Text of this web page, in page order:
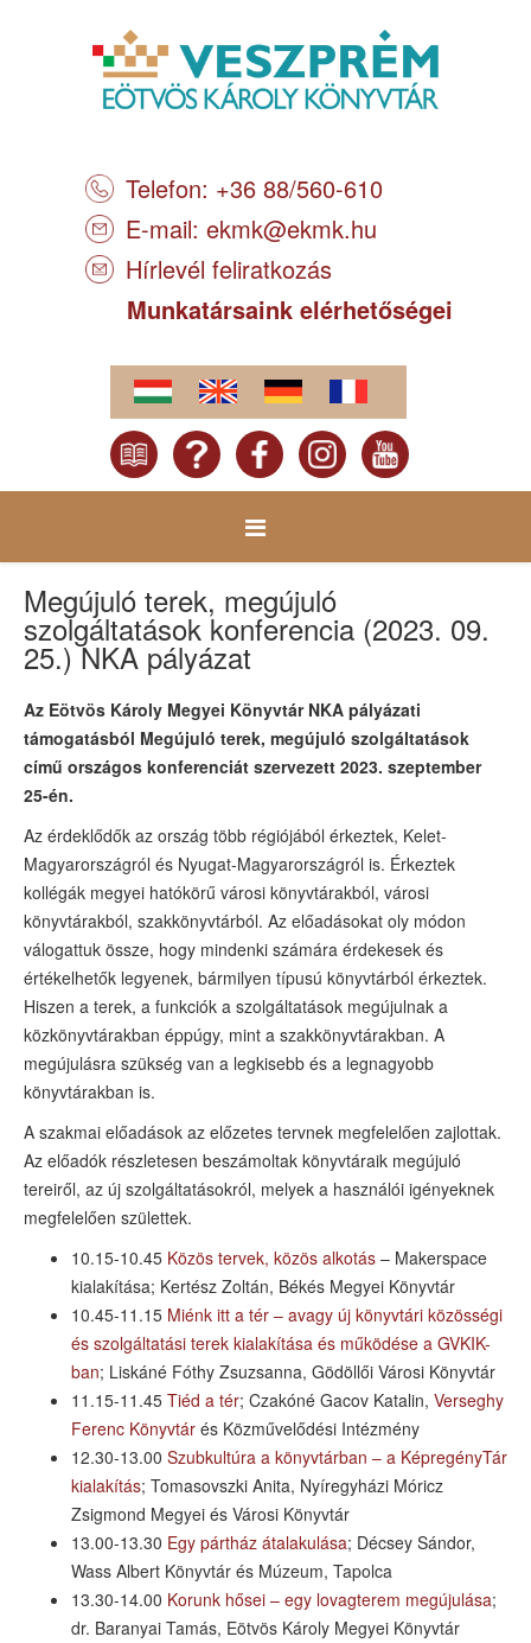
Telefon: +36 88/560-610
E-mail: ekmk@ekmk.hu
Hírlevél feliratkozás
Munkatársaink elérhetőségei
Megújuló terek, megújuló
szolgáltatások konferencia (2023. 09.
25.) NKA pályázat
Az Eötvös Károly Megyei Könyvtár NKA pályázati
támogatásból Megújuló terek, megújuló szolgáltatások
című országos konferenciát szervezett 2023. szeptember
25-én.
Az érdeklődők az ország több régiójából érkeztek, Kelet-
Magyarországról és Nyugat-Magyarországról is. Érkeztek
kollégák megyei hatókörű városi könyvtárakból, városi
könyvtárakból, szakkönyvtárból. Az előadásokat oly módon
válogattuk össze, hogy mindenki számára érdekesek és
értékelhetők legyenek, bármilyen típusú könyvtárból érkeztek.
Hiszen a terek, a funkciók a szolgáltatások megújulnak a
közkönyvtárakban éppúgy, mint a szakkönyvtárakban. A
megújulásra szükség van a legkisebb és a legnagyobb
könyvtárakban is.
A szakmai előadások az előzetes tervnek megfelelően zajlottak.
Az előadók részletesen beszámoltak könyvtáraik megújuló
tereiről, az új szolgáltatásokról, melyek a használói igényeknek
megfelelően születtek.
10.15-10.45 Közös tervek, közös alkotás – Makerspace
kialakítása; Kertész Zoltán, Békés Megyei Könyvtár
10.45-11.15 Miénk itt a tér – avagy új könyvtári közösségi
és szolgáltatási terek kialakítása és működése a GVKIK-
ban; Liskáné Fóthy Zsuzsanna, Gödöllői Városi Könyvtár
11.15-11.45 Tiéd a tér; Czakóné Gacov Katalin, Verseghy
Ferenc Könyvtár és Közművelődési Intézmény
12.30-13.00 Szubkultúra a könyvtárban – a KépregényTár
kialakítás; Tomasovszki Anita, Nyíregyházi Móricz
Zsigmond Megyei és Városi Könyvtár
13.00-13.30 Egy pártház átalakulása; Décsey Sándor,
Wass Albert Könyvtár és Múzeum, Tapolca
13.30-14.00 Korunk hősei – egy lovagterem megújulása;
dr. Baranyai Tamás, Eötvös Károly Megyei Könyvtár